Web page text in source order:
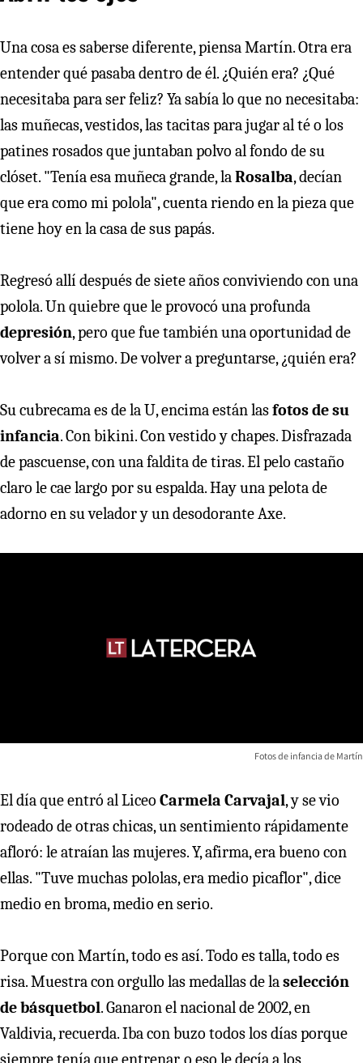
Una cosa es saberse diferente, piensa Martín. Otra era
entender qué pasaba dentro de él. ¿Quién era? ¿Qué
necesitaba para ser feliz? Ya sabía lo que no necesitaba:
las muñecas, vestidos, las tacitas para jugar al té o los
patines rosados que juntaban polvo al fondo de su
clóset. "Tenía esa muñeca grande, laRosalba, decían
que era como mi polola", cuenta riendo en la pieza que
tiene hoy en la casa de sus papás.
Regresó allí después de siete años conviviendo con una
polola. Un quiebre que le provocó una profunda
depresión, pero que fue también una oportunidad de
volver a sí mismo. De volver a preguntarse, ¿quién era?
Su cubrecama es de la U, encima están lasfotos de su
infancia. Con bikini. Con vestido y chapes. Disfrazada
de pascuense, con una faldita de tiras. El pelo castaño
claro le cae largo por su espalda. Hay una pelota de
adorno en su velador y un desodorante Axe.
Fotos de infancia de Martín
El día que entró al Liceo Carmela Carvajal, y se vio
rodeado de otras chicas, un sentimiento rápidamente
afloró: le atraían las mujeres. Y, afirma, era bueno con
ellas. "Tuve muchas pololas, era medio picaflor", dice
medio en broma, medio en serio.
Porque con Martín, todo es así. Todo es talla, todo es
risa. Muestra con orgullo las medallas de laselección
de básquetbol. Ganaron el nacional de 2002, en
Valdivia, recuerda. Iba con buzo todos los días porque